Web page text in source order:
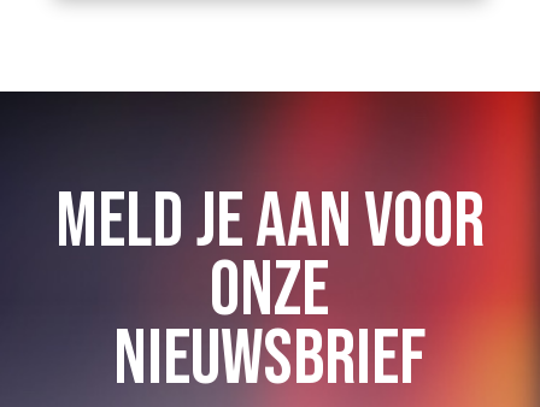
MELD JE AAN VOOR
ONZE
NIEUWSBRIEF